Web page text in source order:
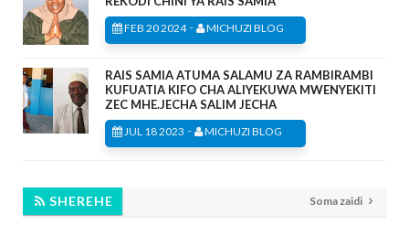
FEB 20 2024- MICHUZI BLOG
RAIS SAMIA ATUMA SALAMU ZA RAMBIRAMBI
KUFUATIA KIFO CHA ALIYEKUWA MWENYEKITI
ZEC MHE.JECHA SALIM JECHA
JUL 18 2023 - MICHUZI BLOG
SHEREHE Soma zaidi